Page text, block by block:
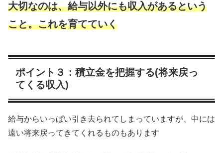
大切なのは、給与以外にも収入があるという
こと。これを育てていく
ポイント３：積立金を把握する(将来戻っ
てくる収入)
給与からいっぱい引き去られてしまっていますが、中には
遠い将来戻ってきてくれるものもあります